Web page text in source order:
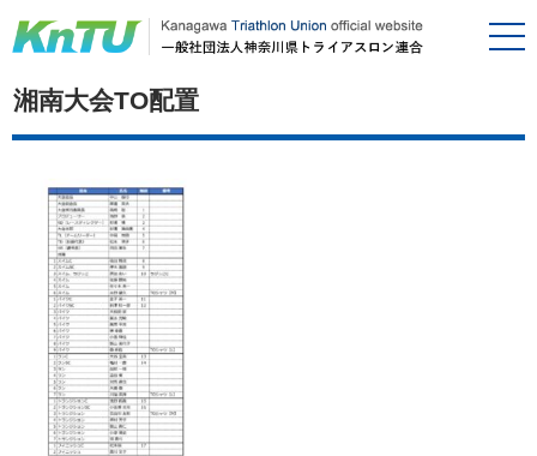
湘南大会TO配置